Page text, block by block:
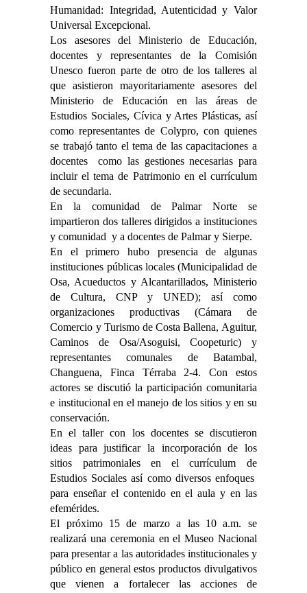
Humanidad: Integridad, Autenticidad y Valor
Universal Excepcional.
Los asesores del Ministerio de Educación,
docentes y representantes de la Comisión
Unesco fueron parte de otro de los talleres al
que asistieron mayoritariamente asesores del
Ministerio de Educación en las áreas de
Estudios Sociales, Cívica y Artes Plásticas, así
como representantes de Colypro, con quienes
se trabajó tanto el tema de las capacitaciones a
docentes como las gestiones necesarias para
incluir el tema de Patrimonio en el currículum
de secundaria.
En la comunidad de Palmar Norte se
impartieron dos talleres dirigidos a instituciones
y comunidad y a docentes de Palmar y Sierpe.
En el primero hubo presencia de algunas
instituciones públicas locales (Municipalidad de
Osa, Acueductos y Alcantarillados, Ministerio
de Cultura, CNP y UNED); así como
organizaciones productivas (Cámara de
Comercio y Turismo de Costa Ballena, Aguitur,
Caminos de Osa/Asoguisi, Coopeturic) y
representantes comunales de Batambal,
Changuena, Finca Térraba 2-4. Con estos
actores se discutió la participación comunitaria
e institucional en el manejo de los sitios y en su
conservación.
En el taller con los docentes se discutieron
ideas para justificar la incorporación de los
sitios patrimoniales en el currículum de
Estudios Sociales así como diversos enfoques
para enseñar el contenido en el aula y en las
efemérides.
El próximo 15 de marzo a las 10 a.m. se
realizará una ceremonia en el Museo Nacional
para presentar a las autoridades institucionales y
público en general estos productos divulgativos
que vienen a fortalecer las acciones de